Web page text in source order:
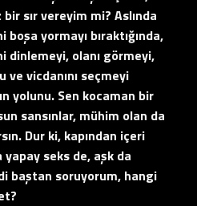
sır vereyim mi? Aslında
yormayı bıraktığında,
dinlemeyi, olanı görmeyi,
vicdanını seçmeyi
yolunu. Sen kocaman bir
sansınlar, mühim olan da
Dur ki, kapından içeri
seks de, aşk da
baştan soruyorum, hangi